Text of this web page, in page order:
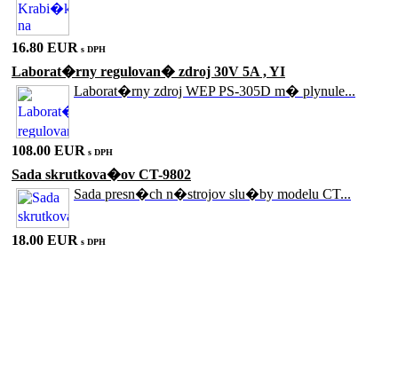
16.80 EUR s DPH
Laborat�rny regulovan� zdroj 30V 5A , YI
Laborat�rny zdroj WEP PS-305D m� plynule...
108.00 EUR s DPH
Sada skrutkova�ov CT-9802
Sada presn�ch n�strojov slu�by modelu CT...
18.00 EUR s DPH